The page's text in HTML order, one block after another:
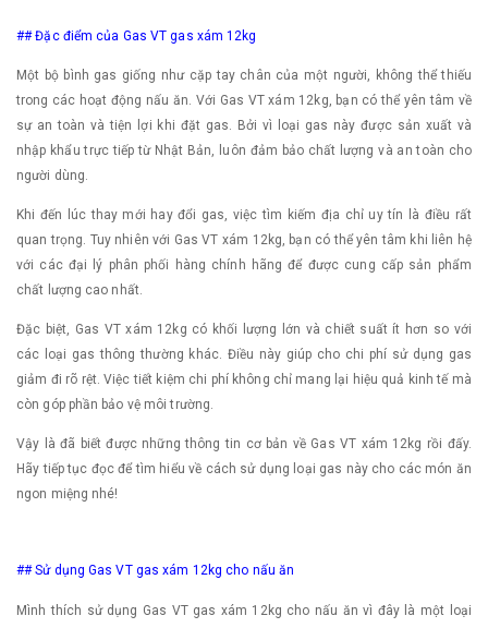
## Đặc điểm của Gas VT gas xám 12kg
Một bộ bình gas giống như cặp tay chân của một người, không thể thiếu
trong các hoạt động nấu ăn. Với Gas VT xám 12kg, bạn có thể yên tâm về
sự an toàn và tiện lợi khi đặt gas. Bởi vì loại gas này được sản xuất và
nhập khẩu trực tiếp từ Nhật Bản, luôn đảm bảo chất lượng và an toàn cho
người dùng.
Khi đến lúc thay mới hay đổi gas, việc tìm kiếm địa chỉ uy tín là điều rất
quan trọng. Tuy nhiên với Gas VT xám 12kg, bạn có thể yên tâm khi liên hệ
với các đại lý phân phối hàng chính hãng để được cung cấp sản phẩm
chất lượng cao nhất.
Đặc biệt, Gas VT xám 12kg có khối lượng lớn và chiết suất ít hơn so với
các loại gas thông thường khác. Điều này giúp cho chi phí sử dụng gas
giảm đi rõ rệt. Việc tiết kiệm chi phí không chỉ mang lại hiệu quả kinh tế mà
còn góp phần bảo vệ môi trường.
Vậy là đã biết được những thông tin cơ bản về Gas VT xám 12kg rồi đấy.
Hãy tiếp tục đọc để tìm hiểu về cách sử dụng loại gas này cho các món ăn
ngon miệng nhé!
## Sử dụng Gas VT gas xám 12kg cho nấu ăn
Mình thích sử dụng Gas VT gas xám 12kg cho nấu ăn vì đây là một loại